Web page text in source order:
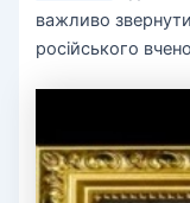
важливо
російського